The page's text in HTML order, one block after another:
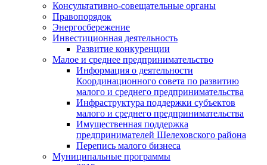
Консультативно-совещательные органы
Правопорядок
Энергосбережение
Инвестиционная деятельность
Развитие конкуренции
Малое и среднее предпринимательство
Информация о деятельности
Координационного совета по развитию
малого и среднего предпринимательства
Инфраструктура поддержки субъектов
малого и среднего предпринимательства
Имущественная поддержка
предпринимателей Шелеховского района
Перепись малого бизнеса
Муниципальные программы